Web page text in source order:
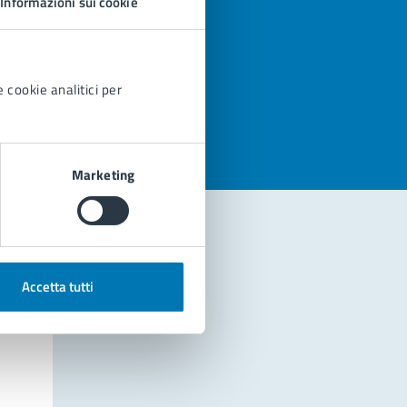
cookie analitici per
Marketing
Accetta tutti